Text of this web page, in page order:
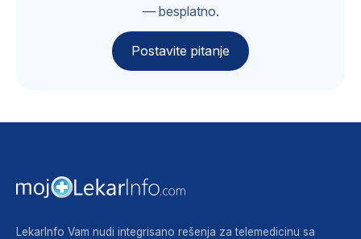
— besplatno.
Postavite pitanje
LekarInfo Vam nudi integrisano rešenja za telemedicinu sa